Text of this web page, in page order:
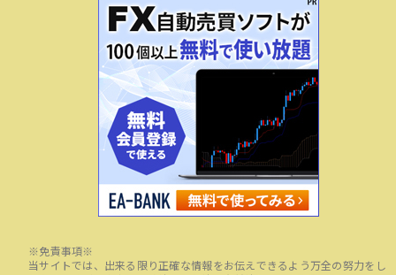
※免責事項※
当サイトでは、出来る限り正確な情報をお伝えできるよう万全の努力をし